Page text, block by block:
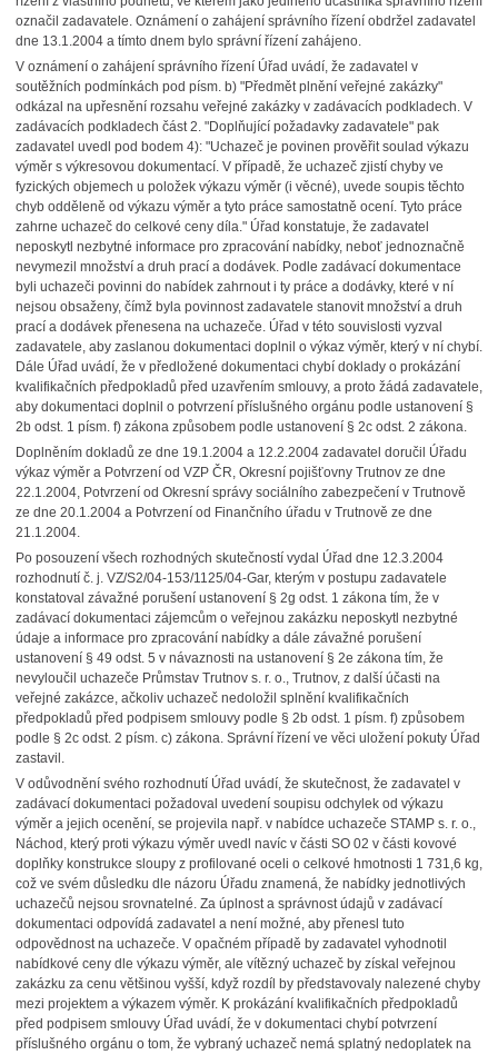
označil zadavatele. Oznámení o zahájení správního řízení obdržel zadavatel
dne 13.1.2004 a tímto dnem bylo správní řízení zahájeno.
V oznámení o zahájení správního řízení Úřad uvádí, že zadavatel v
soutěžních podmínkách pod písm. b) "Předmět plnění veřejné zakázky"
odkázal na upřesnění rozsahu veřejné zakázky v zadávacích podkladech. V
zadávacích podkladech část 2. "Doplňující požadavky zadavatele" pak
zadavatel uvedl pod bodem 4): "Uchazeč je povinen prověřit soulad výkazu
výměr s výkresovou dokumentací. V případě, že uchazeč zjistí chyby ve
fyzických objemech u položek výkazu výměr (i věcné), uvede soupis těchto
chyb odděleně od výkazu výměr a tyto práce samostatně ocení. Tyto práce
zahrne uchazeč do celkové ceny díla." Úřad konstatuje, že zadavatel
neposkytl nezbytné informace pro zpracování nabídky, neboť jednoznačně
nevymezil množství a druh prací a dodávek. Podle zadávací dokumentace
byli uchazeči povinni do nabídek zahrnout i ty práce a dodávky, které v ní
nejsou obsaženy, čímž byla povinnost zadavatele stanovit množství a druh
prací a dodávek přenesena na uchazeče. Úřad v této souvislosti vyzval
zadavatele, aby zaslanou dokumentaci doplnil o výkaz výměr, který v ní chybí.
Dále Úřad uvádí, že v předložené dokumentaci chybí doklady o prokázání
kvalifikačních předpokladů před uzavřením smlouvy, a proto žádá zadavatele,
aby dokumentaci doplnil o potvrzení příslušného orgánu podle ustanovení §
2b odst. 1 písm. f) zákona způsobem podle ustanovení § 2c odst. 2 zákona.
Doplněním dokladů ze dne 19.1.2004 a 12.2.2004 zadavatel doručil Úřadu
výkaz výměr a Potvrzení od VZP ČR, Okresní pojišťovny Trutnov ze dne
22.1.2004, Potvrzení od Okresní správy sociálního zabezpečení v Trutnově
ze dne 20.1.2004 a Potvrzení od Finančního úřadu v Trutnově ze dne
21.1.2004.
Po posouzení všech rozhodných skutečností vydal Úřad dne 12.3.2004
rozhodnutí č. j. VZ/S2/04-153/1125/04-Gar, kterým v postupu zadavatele
konstatoval závažné porušení ustanovení § 2g odst. 1 zákona tím, že v
zadávací dokumentaci zájemcům o veřejnou zakázku neposkytl nezbytné
údaje a informace pro zpracování nabídky a dále závažné porušení
ustanovení § 49 odst. 5 v návaznosti na ustanovení § 2e zákona tím, že
nevyloučil uchazeče Průmstav Trutnov s. r. o., Trutnov, z další účasti na
veřejné zakázce, ačkoliv uchazeč nedoložil splnění kvalifikačních
předpokladů před podpisem smlouvy podle § 2b odst. 1 písm. f) způsobem
podle § 2c odst. 2 písm. c) zákona. Správní řízení ve věci uložení pokuty Úřad
zastavil.
V odůvodnění svého rozhodnutí Úřad uvádí, že skutečnost, že zadavatel v
zadávací dokumentaci požadoval uvedení soupisu odchylek od výkazu
výměr a jejich ocenění, se projevila např. v nabídce uchazeče STAMP s. r. o.,
Náchod, který proti výkazu výměr uvedl navíc v části SO 02 v části kovové
doplňky konstrukce sloupy z profilované oceli o celkové hmotnosti 1 731,6 kg,
což ve svém důsledku dle názoru Úřadu znamená, že nabídky jednotlivých
uchazečů nejsou srovnatelné. Za úplnost a správnost údajů v zadávací
dokumentaci odpovídá zadavatel a není možné, aby přenesl tuto
odpovědnost na uchazeče. V opačném případě by zadavatel vyhodnotil
nabídkové ceny dle výkazu výměr, ale vítězný uchazeč by získal veřejnou
zakázku za cenu většinou vyšší, když rozdíl by představovaly nalezené chyby
mezi projektem a výkazem výměr. K prokázání kvalifikačních předpokladů
před podpisem smlouvy Úřad uvádí, že v dokumentaci chybí potvrzení
příslušného orgánu o tom, že vybraný uchazeč nemá splatný nedoplatek na